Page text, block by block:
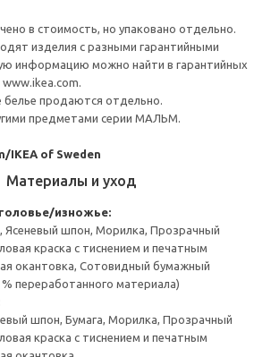
в стоимость, но упаковано отдельно.
изделия с разными гарантийными
информацию можно найти в гарантийных
белье продаются отдельно.
предметами серии МАЛЬМ.
IKEA of Sweden
Материалы и уход
изножье:
шпон, Морилка, Прозрачный
краска с тиснением и печатным
окантовка, Сотовидный бумажный
переработанного материала)
шпон, Бумага, Морилка, Прозрачный
краска с тиснением и печатным